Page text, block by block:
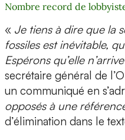
Nombre record de
« Je tiens à dire que la
fossiles est inévitable,
Espérons qu’elle
secrétaire général de
un communiqué en
opposés à une
d’élimination dans le